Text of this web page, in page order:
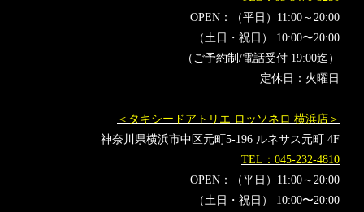
OPEN：（平日）11:00～20:00
（土日・祝日） 10:00〜20:00
（ご予約制/電話受付 19:00迄）
定休日：火曜日
＜タキシードアトリエ ロッソネロ 横浜店＞
神奈川県横浜市中区元町5-196 ルネサス元町 4F
TEL：045-232-4810
OPEN：（平日）11:00～20:00
（土日・祝日） 10:00〜20:00